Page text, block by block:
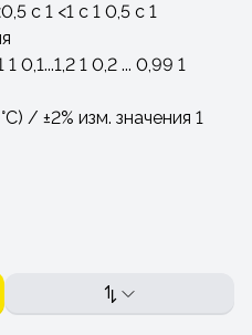
c 1 <1 c 1 0,5 с 1
1 0,1...1,2 1 0,2 ... 0,99 1
/ ±2% изм. значения 1